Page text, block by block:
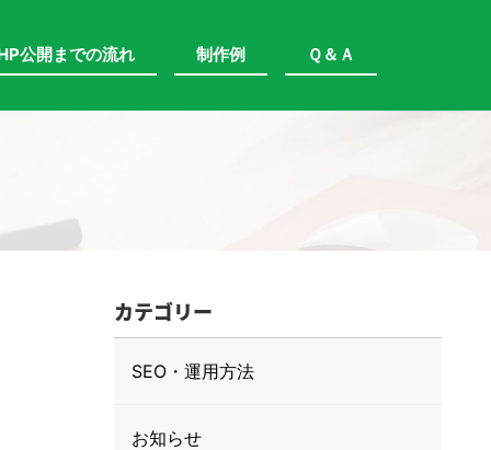
公開までの流れ 制作例 Ｑ＆Ａ
カテゴリー
SEO・運用方法
お知らせ